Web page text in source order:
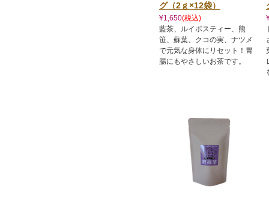
グ（2ｇ×12袋）
¥1,650(税込)
藍茶、ルイボスティー、熊
笹、蘇葉、クコの実、ナツメ
で元気な身体にリセット！胃
腸にもやさしいお茶です。